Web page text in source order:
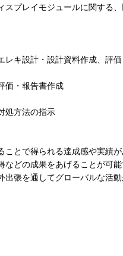
プレイモジュールに関する
レキ設計・設計資料作成、評
価・報告書作成
処方法の指示
とで得られる達成感や実績が
どの成果をあげることが可能
出張を通してグローバルな活動